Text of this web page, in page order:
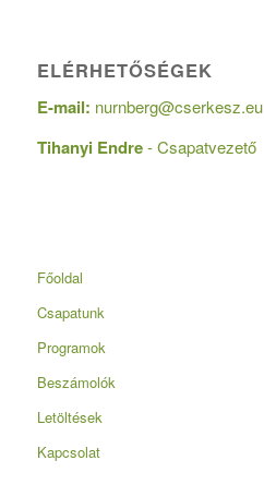
ELÉRHETŐSÉGEK
E-mail: nurnberg@cserkesz.eu
Tihanyi Endre- Csapatvezető
Főoldal
Csapatunk
Programok
Beszámolók
Letöltések
Kapcsolat